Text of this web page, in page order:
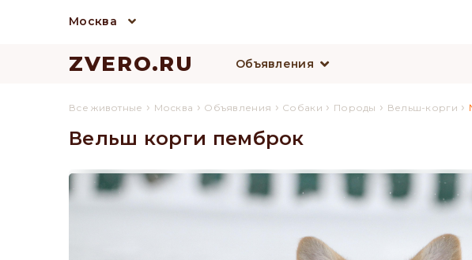
Москва
ZVERO.RU Объявления
Все животные › Москва › Объявления › Собаки › Породы › Вельш-корги ›
Вельш корги пемброк